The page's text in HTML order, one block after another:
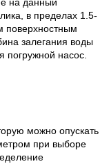
в пределах 1.5-
поверхностным
залегания воды
насос.
можно опускать
при выборе